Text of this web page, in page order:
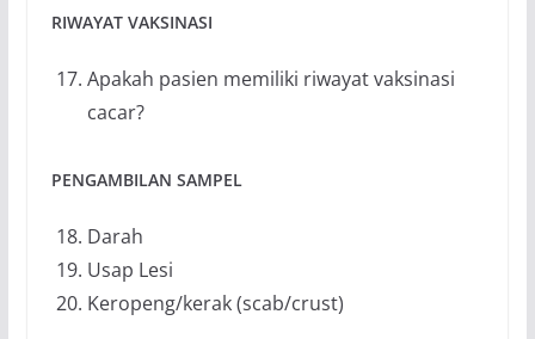
RIWAYAT VAKSINASI
Apakah pasien memiliki riwayat vaksinasi
cacar?
PENGAMBILAN SAMPEL
Darah
Usap Lesi
Keropeng/kerak (scab/crust)